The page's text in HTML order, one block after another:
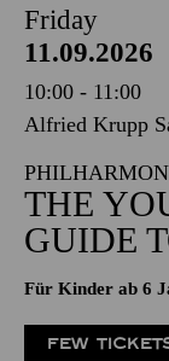
Friday
11.09.2026
10:00 - 11:00
Alfried Krupp
THE
GUIDE
Für Kinder ab 6
FEW